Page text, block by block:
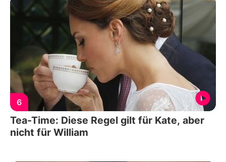
6
Tea-Time: Diese Regel gilt für Kate, aber
nicht für William